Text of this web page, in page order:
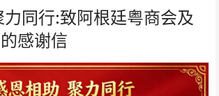
同行:致阿根廷粤商会及
感谢信